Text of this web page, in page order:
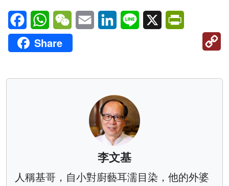
FacebookWhatsAppWeChatEmail LinkedInLine X
Share
李文基
人稱基哥，自小對廚藝耳濡目染，他的外婆